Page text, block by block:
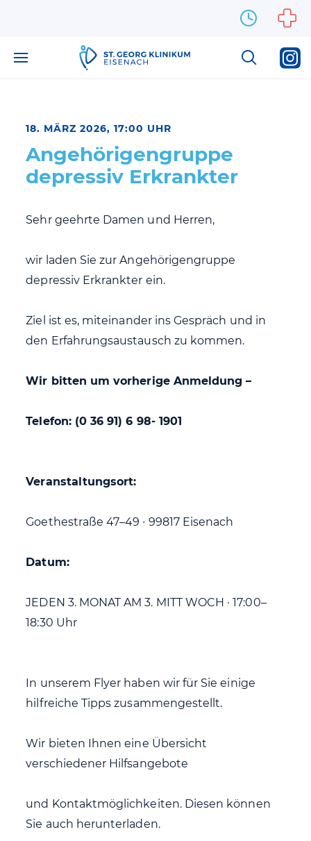
18. MÄRZ 2026, 17:00 UHR
Angehörigengruppe
depressiv Erkrankter
Sehr geehrte Damen und Herren,
wir laden Sie zur Angehörigengruppe
depressiv Erkrankter ein.
Ziel ist es, miteinander ins Gespräch und in
den Erfahrungsaustausch zu kommen.
Wir bitten um vorherige Anmeldung –
Telefon: (0 36 91) 6 98- 1901
Veranstaltungsort:
Goethestraße 47–49 ∙ 99817 Eisenach
Datum:
JEDEN 3. MONAT AM 3. MITT WOCH · 17:00–
18:30 Uhr
In unserem Flyer haben wir für Sie einige
hilfreiche Tipps zusammengestellt.
Wir bieten Ihnen eine Übersicht
verschiedener Hilfsangebote
und Kontaktmöglichkeiten. Diesen können
Sie auch herunterladen.